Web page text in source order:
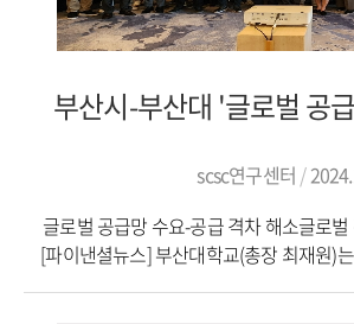
실무 경험을 결합해 시너지를 창출할 것"
연구 센터장은 "이번 협약을 통해 이론
연구가 가능해질 것"이라며 "특히 AI와 빅
계획"이라고 설명했다.협약의 주요 내
분석 협력 ▲탄소 중립 선박 관리 모델
성과를 공유하고, 실질적인 산업 적용
지마린서비스는 2006년 설립된 선박 관
업계 경험을 바탕으로 안전하고 효율
scsc연구센터
글로벌 공급망 수요-공급 격차 해소글로
[파이낸셜뉴스] 부산대학교(총장 최재원)